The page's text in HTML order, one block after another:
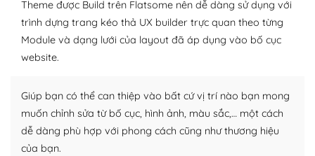
– Đa dạng plugin và themes
Plugin mở rộng là thành phần cài đặt thêm vào
WordPress để tăng thêm các tính năng cần thiết. Có
nhiều plugin trả phí hoặc miễn phí.
Nhờ lượng người dùng đông đảo, thư viện themes và
plugin của WordPress rất phong phú. Bạn có thể thỏa
thích chọn lựa plugin và themes phù hợp cho mục đích
lập website của mình.
Theme được Build trên Flatsome nên dễ dàng sử dụng với
trình dựng trang kéo thả UX builder trực quan theo từng
Module và dạng lưới của layout đã áp dụng vào bố cục
website.
Giúp bạn có thể can thiệp vào bất cứ vị trí nào bạn mong
muốn chỉnh sửa từ bố cục, hình ảnh, màu sắc,… một cách
dễ dàng phù hợp với phong cách cũng như thương hiệu
của bạn.